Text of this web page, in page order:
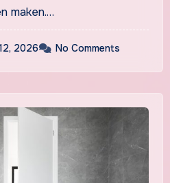
maken.…
2026 No Comments